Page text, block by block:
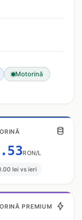
Motorină
RON/L
lei vs ieri
PREMIUM